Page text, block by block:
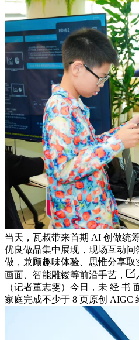
当天，瓦叔带来首期 AI 创做统
优良做品集中展现，现场互动问
做，兼顾趣味体验、思惟分享
画面、智能雕镂等前沿手艺，
（记者董志雯）今日，未 经 书
家庭完成不少于 8 页原创 AIGC